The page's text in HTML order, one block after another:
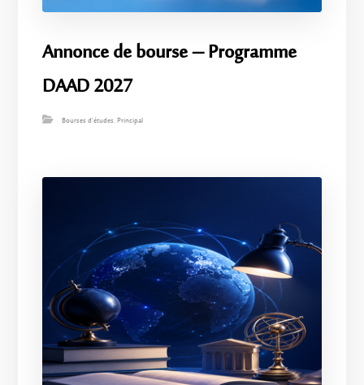
Annonce de bourse – Programme
DAAD 2027
Bourses d'études,Principal